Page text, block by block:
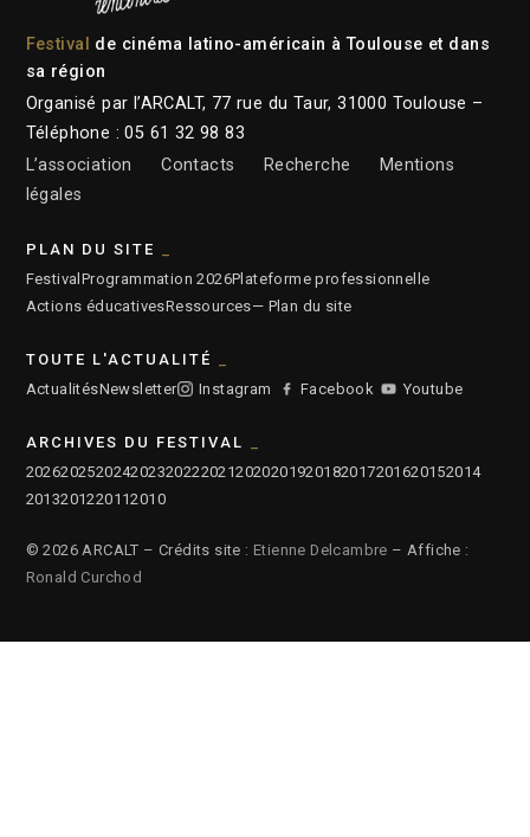
Festival
de cinéma latino-américain à Toulouse et dans
sa région
Organisé par l’ARCALT, 77 rue du Taur, 31000 Toulouse –
Téléphone : 05 61 32 98 83
L’association
Contacts Recherche
Mentions
légales
PLAN DU SITE
Festival Programmation 2026Plateforme professionnelle
Actions éducativesRessources— Plan du site
TOUTE L'ACTUALITÉ
ActualitésNewsletter Instagram Facebook Youtube
ARCHIVES DU FESTIVAL
2026202520242023202220212020201920182017201620152014
2013201220112010
© 2026 ARCALT – Crédits site : Etienne Delcambre – Affiche :
Ronald Curchod